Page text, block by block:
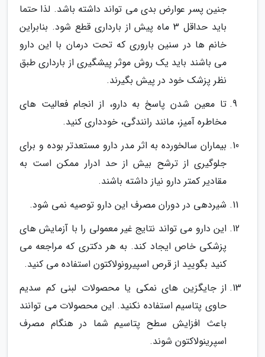
جنین پسر عوارض بدی می تواند داشته باشد. لذا حتما
باید حداقل 3 ماه پیش از بارداری قطع شود. بنابراین
خانم ها در سنین باروری که تحت درمان با این دارو
می باشند باید یک روش موثر پیشگیری از بارداری طبق
نظر پزشک خود در پیش بگیرند.
تا معین شدن پاسخ به دارو، از انجام فعالیت های
مخاطره آمیز، مانند رانندگی، خودداری کنید.
بیماران سالخورده به اثر مدر دارو مستعدتر بوده و برای
جلوگیری از ترشح بیش از حد ادرار ممکن است به
مقادیر کمتر دارو نیاز داشته باشند.
شیردهی در دوران مصرف این دارو توصیه نمی شود.
این دارو می تواند نتایج غیر معمولی را با آزمایش های
پزشکی خاص ایجاد کند. به هر دکتری که مراجعه می
کنید بگویید از قرص اسپیرونولاکتون استفاده می کنید.
از جایگزین های نمکی یا محصولات لبنی کم سدیم
حاوی پتاسیم استفاده نکنید. این محصولات می توانند
باعث افزایش سطح پتاسیم شما در هنگام مصرف
اسپرینولاکتون شوند.